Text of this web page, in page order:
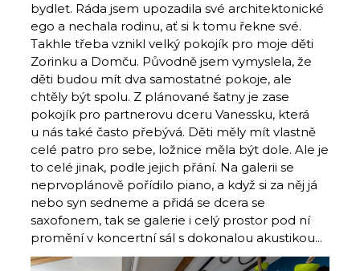
bydlet. Ráda jsem upozadila své architektonické
ego a nechala rodinu, ať si k tomu řekne své.
Takhle třeba vznikl velký pokojík pro moje děti
Zorinku a Domču. Původně jsem vymyslela, že
děti budou mít dva samostatné pokoje, ale
chtěly být spolu. Z plánované šatny je zase
pokojík pro partnerovu dceru Vanessku, která
u nás také často přebývá. Děti měly mít vlastně
celé patro pro sebe, ložnice měla být dole. Ale je
to celé jinak, podle jejich přání. Na galerii se
neprvoplánově pořídilo piano, a když si za něj já
nebo syn sedneme a přidá se dcera se
saxofonem, tak se galerie i celý prostor pod ní
promění v koncertní sál s dokonalou akustikou...